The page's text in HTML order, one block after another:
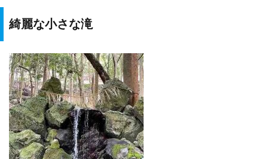
綺麗な小さな滝